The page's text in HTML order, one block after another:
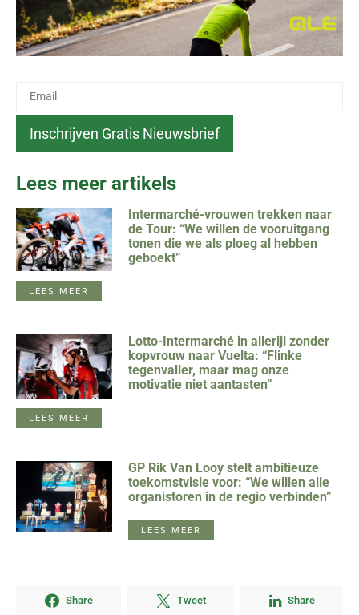
Lees meer artikels
Intermarché-vrouwen trekken naar
de Tour: “We willen de vooruitgang
tonen die we als ploeg al hebben
geboekt”
LEES MEER
Lotto-Intermarché in allerijl zonder
kopvrouw naar Vuelta: “Flinke
tegenvaller, maar mag onze
motivatie niet aantasten”
LEES MEER
GP Rik Van Looy stelt ambitieuze
toekomstvisie voor: “We willen alle
organistoren in de regio verbinden”
LEES MEER
Share Tweet Share